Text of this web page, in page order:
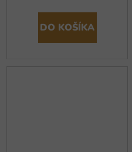
DO KOŠÍKA